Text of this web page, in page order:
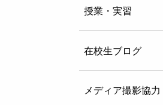
授業・実習
在校生ブログ
メディア撮影協力